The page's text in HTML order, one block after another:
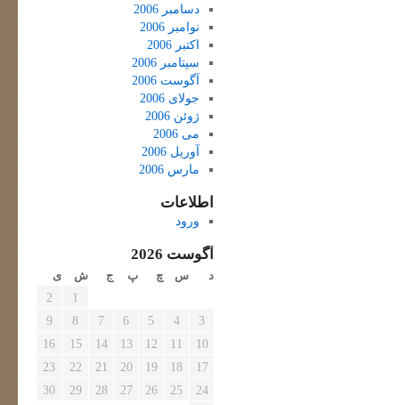
دسامبر 2006
نوامبر 2006
اکتبر 2006
سپتامبر 2006
آگوست 2006
جولای 2006
ژوئن 2006
می 2006
آوریل 2006
مارس 2006
اطلاعات
ورود
آگوست 2026
د س چ پ ج ش ی
1
2
3
4
5
6
7
8
9
10
11
12
13
14
15
16
17
18
19
20
21
22
23
24
25
26
27
28
29
30